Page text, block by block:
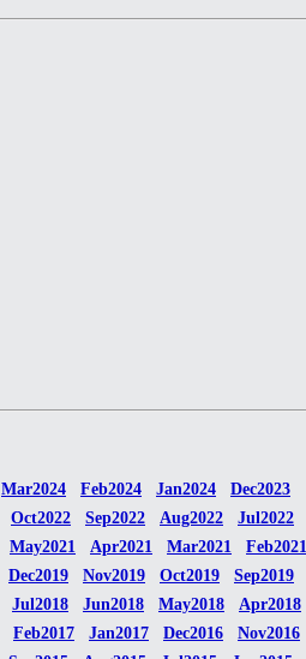
Mar2024 Feb2024 Jan2024
Dec2023
Oct2022 Sep2022 Aug2022
Jul2022
May2021 Apr2021 Mar2021
Feb2021
Dec2019 Nov2019 Oct2019
Sep2019
Jul2018 Jun2018 May2018
Apr2018
Feb2017 Jan2017 Dec2016
Nov2016